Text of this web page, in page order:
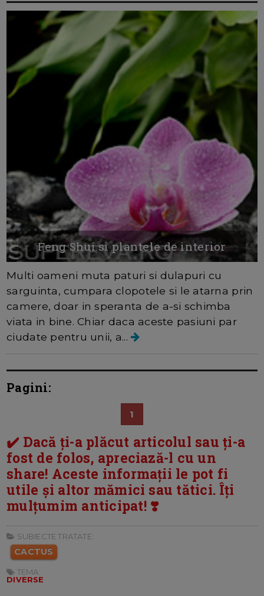
Feng Shui si plantele de interior
Multi oameni muta paturi si dulapuri cu
sarguinta, cumpara clopotele si le atarna prin
camere, doar in speranta de a-si schimba
viata in bine. Chiar daca aceste pasiuni par
ciudate pentru unii, a...
Pagini:
1
✔️ Dacă ți-a plăcut articolul sau ți-a
fost de folos, apreciază-l cu un
share! Aceste informații le pot fi
utile și altor mămici sau tătici. Îți
mulțumim anticipat! ❣️
SUBIECTE TRATATE:
CACTUS
TEMA:
DIVERSE